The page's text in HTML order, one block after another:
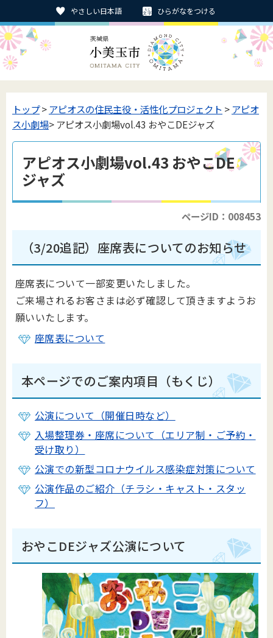
やさしい日本語 ひらがなをつける
トップ> アピオスの住民主役・活性化プロジェクト > アピオ
ス小劇場> アピオス小劇場vol.43 おやこDEジャズ
アピオス小劇場vol.43 おやこDE
ジャズ
ページID：008453
（3/20追記）座席表についてのお知らせ
座席表について一部変更いたしました。
ご来場されるお客さまは必ず確認して頂きますようお
願いいたします。
座席表について
本ページでのご案内項目（もくじ）
公演について（開催日時など）
入場整理券・座席について（エリア制・ご予約・
受け取り）
公演での新型コロナウイルス感染症対策について
公演作品のご紹介（チラシ・キャスト・スタッ
フ）
おやこDEジャズ公演について